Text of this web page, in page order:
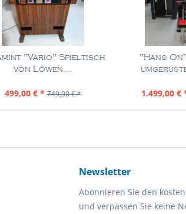
"Vario" Spieltisch
von Löwen,...
Inhalt1 Stück
499,00 € * 749,00 € *
"Hang
Inhalt
1.499,00 €
Newsletter
Abonnieren Sie den
und verpassen Sie keine